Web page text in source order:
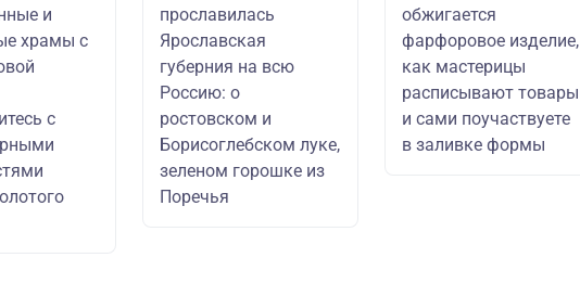
и
храмы с
с
прославилась
Ярославская
губерния на всю
Россию: о
ростовском и
Борисоглебском луке,
зеленом горошке из
Поречья
обжигается
фарфоровое изделие,
как мастерицы
расписывают товары
и сами поучаствуете
в заливке формы